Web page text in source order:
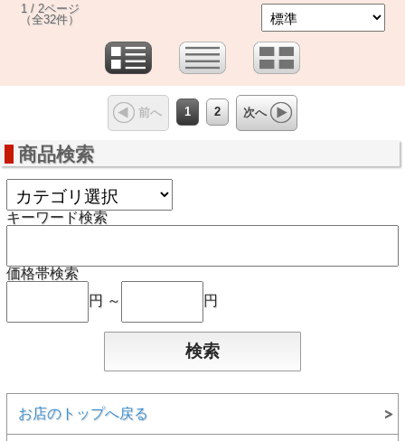
1 / 2ページ
（全32件）
前へ 1 2 次へ
商品検索
キーワード検索
価格帯検索
円 ～
円
お店のトップへ戻る